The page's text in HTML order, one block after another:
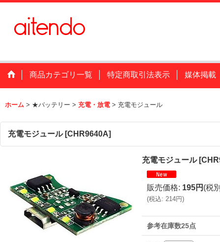
商品カテゴリ一覧 特定商取引法表示 媒体掲載
ホーム > ★バッテリー > 充電・放電 > 充電モジュール
充電モジュール [CHR9640A]
充電モジュール [
販売価格: 195円 (税
(税込: 214円)
参考在庫数25点